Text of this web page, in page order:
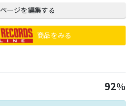
ページを編集する
商品をみる
92%